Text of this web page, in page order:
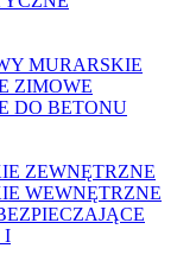
MURARSKIE
ZIMOWE
DO BETONU
ZEWNĘTRZNE
WEWNĘTRZNE
I